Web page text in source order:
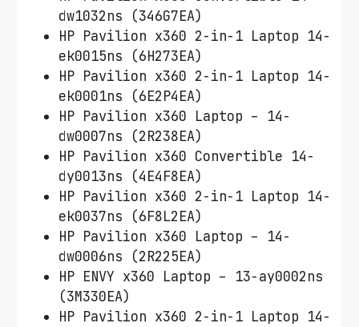
dw1032ns (346G7EA)
HP Pavilion x360 2-in-1 Laptop 14-
ek0015ns (6H273EA)
HP Pavilion x360 2-in-1 Laptop 14-
ek0001ns (6E2P4EA)
HP Pavilion x360 Laptop – 14-
dw0007ns (2R238EA)
HP Pavilion x360 Convertible 14-
dy0013ns (4E4F8EA)
HP Pavilion x360 2-in-1 Laptop 14-
ek0037ns (6F8L2EA)
HP Pavilion x360 Laptop – 14-
dw0006ns (2R225EA)
HP ENVY x360 Laptop – 13-ay0002ns
(3M330EA)
HP Pavilion x360 2-in-1 Laptop 14-